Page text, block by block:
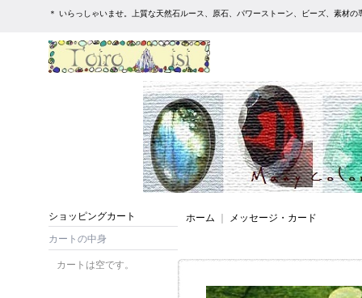
＊ いらっしゃいませ。上質な天然石ルース、原石、パワーストーン、ビーズ、素材の
ショッピングカート
カートの中身
カートは空です。
ホーム メッセージ・カード